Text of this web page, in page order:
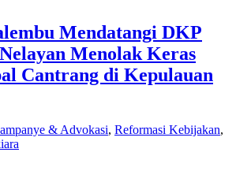
Mendatangi DKP
Menolak Keras
Cantrang di Kepulauan
& Advokasi, Reformasi Kebijakan,